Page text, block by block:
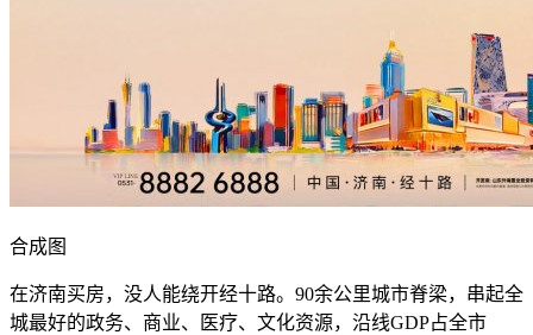
合成图
在济南买房，没人能绕开经十路。90余公里城市脊梁，串起全
城最好的政务、商业、医疗、文化资源，沿线GDP占全市